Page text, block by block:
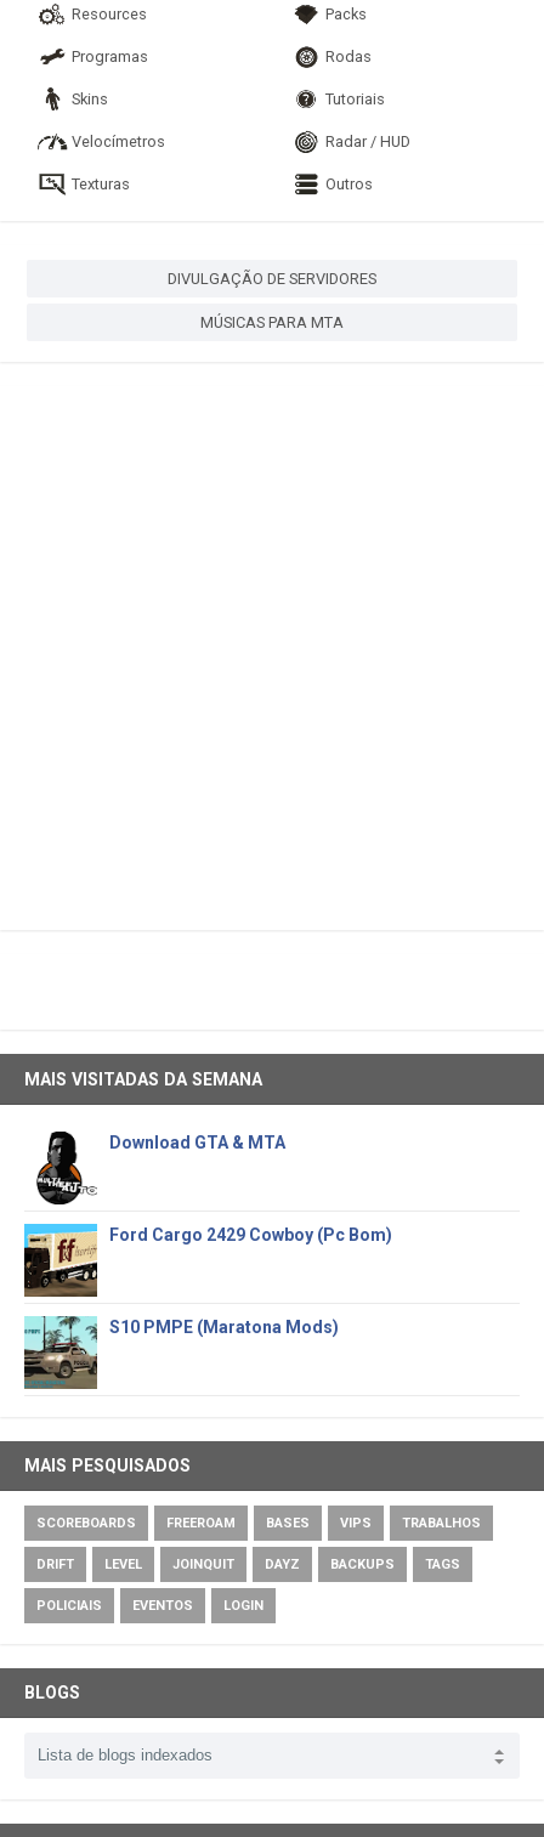
Resources Packs
Programas Rodas
Skins Tutoriais
Velocímetros Radar / HUD
Texturas Outros
DIVULGAÇÃO DE SERVIDORES
MÚSICAS PARA MTA
MAIS VISITADAS DA SEMANA
Download GTA & MTA
Ford Cargo 2429 Cowboy (Pc Bom)
S10 PMPE (Maratona Mods)
MAIS PESQUISADOS
SCOREBOARDS FREEROAM BASES VIPS TRABALHOS
DRIFT LEVEL JOINQUIT DAYZ BACKUPS TAGS
POLICIAIS EVENTOS LOGIN
BLOGS